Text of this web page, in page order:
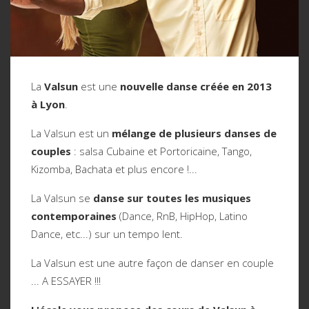
La Valsun est unenouvelle danse créée en 2013
à Lyon.
couples: salsa Cubaine et Portoricaine, Tango,
Kizomba, Bachata et plus encore !...
contemporaines (Dance, RnB, HipHop, Latino
Dance, etc...) sur un tempo lent.
La Valsun est une nouvelle danse créée en 2013
à Lyon.
La Valsun est un mélange de plusieurs danses de
couples : salsa Cubaine et Portoricaine, Tango,
Kizomba, Bachata et plus encore !...
La Valsun se danse sur toutes les musiques
contemporaines (Dance, RnB, HipHop, Latino
Dance, etc...) sur un tempo lent.
La Valsun est une autre façon de danser en couple
... A ESSAYER !!!